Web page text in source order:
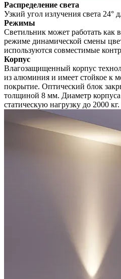
Распределение света
Узкий угол излучения света 24°
Режимы
Светильник может работать как
режиме динамической смены
используются совместимые
Корпус
Влагозащищенный корпус
из алюминия и имеет стойкое к
покрытие. Оптический блок
толщиной 8 мм. Диаметр
статическую нагрузку до 2000 кг.